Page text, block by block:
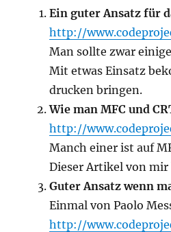
Ein guter Ansatz für
http://
Man sollte zwar
Mit etwas Einsatz
drucken bringen.
Wie man MFC und
http://
Manch einer ist auf
Dieser Artikel von
Guter Ansatz wenn
Einmal von Paolo
http://